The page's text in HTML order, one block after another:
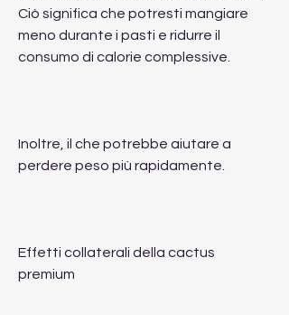
Ciò significa che potresti mangiare
meno durante i pasti e ridurre il
consumo di calorie complessive.
Inoltre, il che potrebbe aiutare a
perdere peso più rapidamente.
Effetti collaterali della cactus
premium